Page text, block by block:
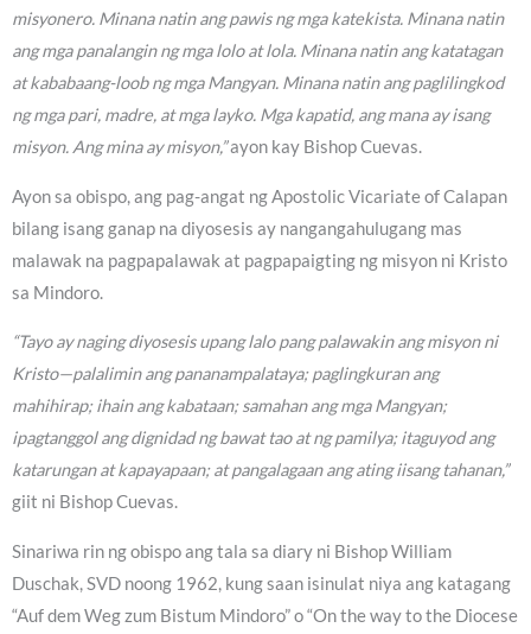
misyonero. Minana natin ang pawis ng mga katekista. Minana natin
ang mga panalangin ng mga lolo at lola. Minana natin ang katatagan
at kababaang-loob ng mga Mangyan. Minana natin ang paglilingkod
ng mga pari, madre, at mga layko. Mga kapatid, ang mana ay isang
misyon. Ang mina ay misyon,”ayon kay Bishop Cuevas.
Ayon sa obispo, ang pag-angat ng Apostolic Vicariate of Calapan
bilang isang ganap na diyosesis ay nangangahulugang mas
malawak na pagpapalawak at pagpapaigting ng misyon ni Kristo
sa Mindoro.
“Tayo ay naging diyosesis upang lalo pang palawakin ang misyon ni
Kristo—palalimin ang pananampalataya; paglingkuran ang
mahihirap; ihain ang kabataan; samahan ang mga Mangyan;
ipagtanggol ang dignidad ng bawat tao at ng pamilya; itaguyod ang
katarungan at kapayapaan; at pangalagaan ang ating iisang tahanan,”
giit ni Bishop Cuevas.
Sinariwa rin ng obispo ang tala sa diary ni Bishop William
Duschak, SVD noong 1962, kung saan isinulat niya ang katagang
“Auf dem Weg zum Bistum Mindoro” o “On the way to the Diocese